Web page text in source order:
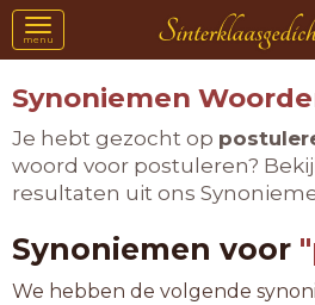
Toggle
navigation
menu
Synoniemen
Je hebt gezocht op
woord voor postuleren?
resultaten uit ons
Synoniemen voor
We hebben de volgende